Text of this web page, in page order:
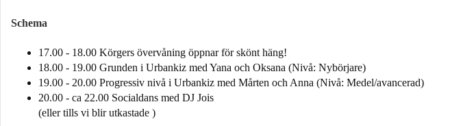
Schema
17.00 - 18.00 Körgers övervåning öppnar för skönt häng!
18.00 - 19.00 Grunden i Urbankiz med Yana och Oksana (Nivå: Nybörjare)
19.00 - 20.00 Progressiv nivå i Urbankiz med Mårten och Anna (Nivå: Medel/avancerad)
20.00 - ca 22.00 Socialdans med DJ Jois
(eller tills vi blir utkastade )